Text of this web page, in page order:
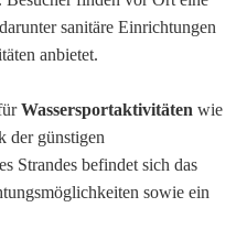
sanitäre Einrichtungen
anbietet.
Wassersportaktivitäten wie
der günstigen
Strandes befindet sich das
sowie ein